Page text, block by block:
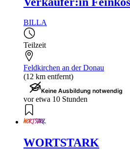
BILLA
Teilzeit
Feldkirchen an der Donau
(12 km entfernt)
Keine Ausbildung notwendig
vor etwa 10 Stunden
WORTSTARK